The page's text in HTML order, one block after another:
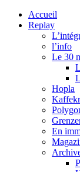
Accueil
Replay
l’info
Le 30
Hopla
En